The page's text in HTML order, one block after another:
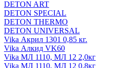
DETON ART
DETON SPECIAL
DETON THERMO
DETON UNIVERSAL
Vika Акрил 1301 0,85 кг.
Vika Алкид VK60
Vika МЛ 1110, МЛ 12 2,0кг
Vika МЛ 1110, МЛ 12 0,8кг